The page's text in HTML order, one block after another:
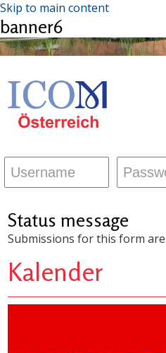
Skip to main content
banner6
Status message
Submissions for this form are
Kalender